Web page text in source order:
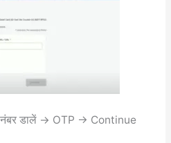
नंबर डालें → OTP → Continue